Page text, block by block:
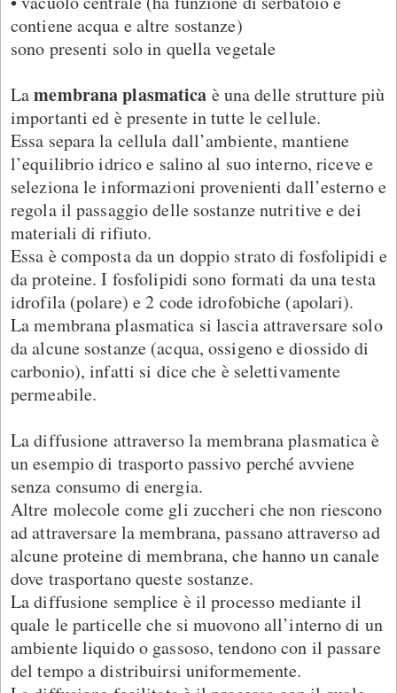
contiene acqua e altre sostanze)
sono presenti solo in quella vegetale
Lamembrana plasmatica è una delle strutture più
importanti ed è presente in tutte le cellule.
Essa separa la cellula dall’ambiente, mantiene
l’equilibrio idrico e salino al suo interno, riceve e
seleziona le informazioni provenienti dall’esterno e
regola il passaggio delle sostanze nutritive e dei
materiali di rifiuto.
Essa è composta da un doppio strato di fosfolipidi e
da proteine. I fosfolipidi sono formati da una testa
idrofila (polare) e 2 code idrofobiche (apolari).
La membrana plasmatica si lascia attraversare solo
da alcune sostanze (acqua, ossigeno e diossido di
carbonio), infatti si dice che è selettivamente
permeabile.
La diffusione attraverso la membrana plasmatica è
un esempio di trasporto passivo perché avviene
senza consumo di energia.
Altre molecole come gli zuccheri che non riescono
ad attraversare la membrana, passano attraverso ad
alcune proteine di membrana, che hanno un canale
dove trasportano queste sostanze.
La diffusione semplice è il processo mediante il
quale le particelle che si muovono all’interno di un
ambiente liquido o gassoso, tendono con il passare
del tempo a distribuirsi uniformemente.